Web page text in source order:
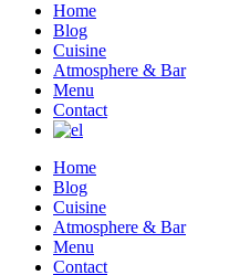
Home
Blog
Cuisine
Atmosphere & Bar
Menu
Contact
Home
Blog
Cuisine
Atmosphere & Bar
Menu
Contact